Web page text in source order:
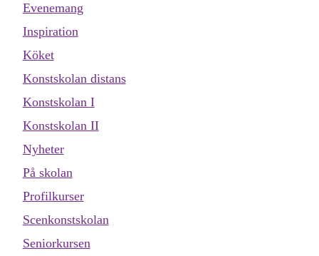
Evenemang
Inspiration
Köket
Konstskolan distans
Konstskolan I
Konstskolan II
Nyheter
På skolan
Profilkurser
Scenkonstskolan
Seniorkursen